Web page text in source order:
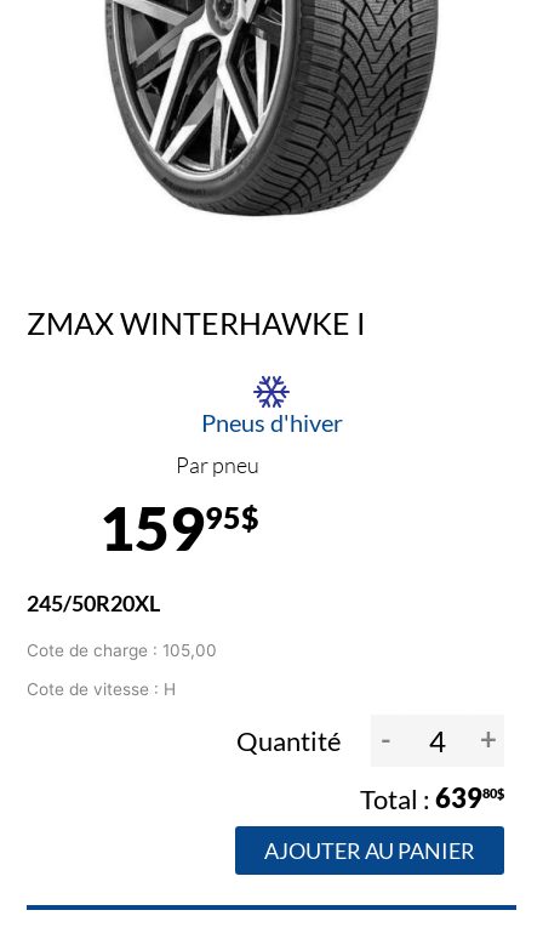
ZMAX WINTERHAWKE I
Pneus d'hiver
Par pneu
15995$
245/50R20XL
Cote de charge : 105,00
Cote de vitesse : H
Quantité - +
63980$
AJOUTER AU PANIER